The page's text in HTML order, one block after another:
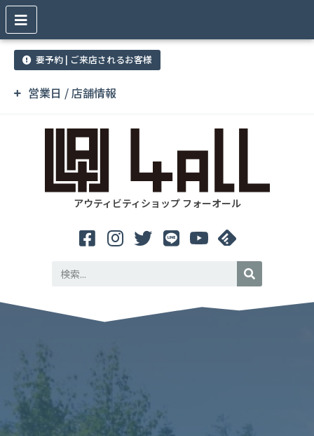
営業日 / 店舗情報
要予約 | ご来店されるお客様
アウティビティショップ フォーオール